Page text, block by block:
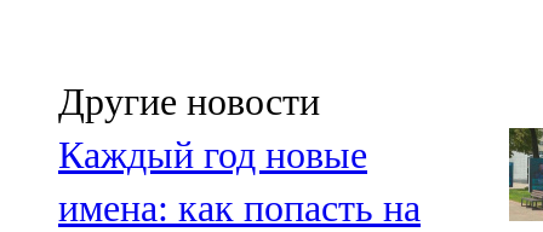
Другие новости
Каждый год новые
имена: как попасть на